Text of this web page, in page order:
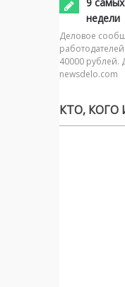
недели
Деловое
40000
newsdelo.com
КТО, КОГО